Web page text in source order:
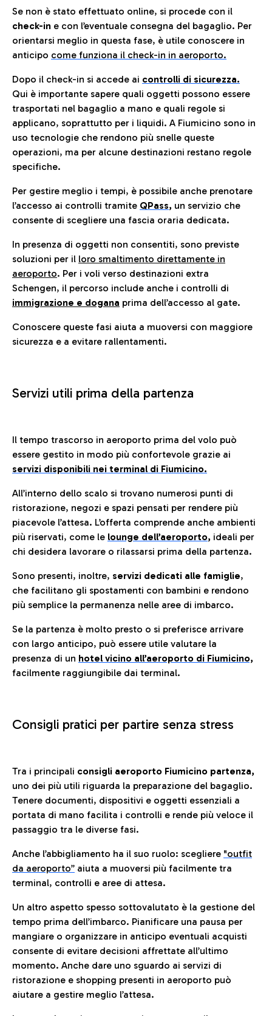
Se non è stato effettuato online, si procede con il
check-in e con l’eventuale consegna del bagaglio. Per
orientarsi meglio in questa fase, è utile conoscere in
anticipo come funziona il check-in in aeroporto.
Dopo il check-in si accede ai controlli di sicurezza.
Qui è importante sapere quali oggetti possono essere
trasportati nel bagaglio a mano e quali regole si
applicano, soprattutto per i liquidi. A Fiumicino sono in
uso tecnologie che rendono più snelle queste
operazioni, ma per alcune destinazioni restano regole
specifiche.
Per gestire meglio i tempi, è possibile anche prenotare
l’accesso ai controlli tramite QPass, un servizio che
consente di scegliere una fascia oraria dedicata.
In presenza di oggetti non consentiti, sono previste
soluzioni per il loro smaltimento direttamente in
aeroporto. Per i voli verso destinazioni extra
Schengen, il percorso include anche i controlli di
immigrazione e dogana prima dell’accesso al gate.
Conoscere queste fasi aiuta a muoversi con maggiore
sicurezza e a evitare rallentamenti.
Servizi utili prima della partenza
Il tempo trascorso in aeroporto prima del volo può
essere gestito in modo più confortevole grazie ai
servizi disponibili nei terminal di Fiumicino.
All’interno dello scalo si trovano numerosi punti di
ristorazione, negozi e spazi pensati per rendere più
piacevole l’attesa. L’offerta comprende anche ambienti
più riservati, come le lounge dell’aeroporto, ideali per
chi desidera lavorare o rilassarsi prima della partenza.
Sono presenti, inoltre, servizi dedicati alle famiglie,
che facilitano gli spostamenti con bambini e rendono
più semplice la permanenza nelle aree di imbarco.
Se la partenza è molto presto o si preferisce arrivare
con largo anticipo, può essere utile valutare la
presenza di un hotel vicino all’aeroporto di Fiumicino,
facilmente raggiungibile dai terminal.
Consigli pratici per partire senza stress
Tra i principali consigli aeroporto Fiumicino partenza,
uno dei più utili riguarda la preparazione del bagaglio.
Tenere documenti, dispositivi e oggetti essenziali a
portata di mano facilita i controlli e rende più veloce il
passaggio tra le diverse fasi.
Anche l’abbigliamento ha il suo ruolo: scegliere "outfit
da aeroporto” aiuta a muoversi più facilmente tra
terminal, controlli e aree di attesa.
Un altro aspetto spesso sottovalutato è la gestione del
tempo prima dell’imbarco. Pianificare una pausa per
mangiare o organizzare in anticipo eventuali acquisti
consente di evitare decisioni affrettate all’ultimo
momento. Anche dare uno sguardo ai servizi di
ristorazione e shopping presenti in aeroporto può
aiutare a gestire meglio l’attesa.